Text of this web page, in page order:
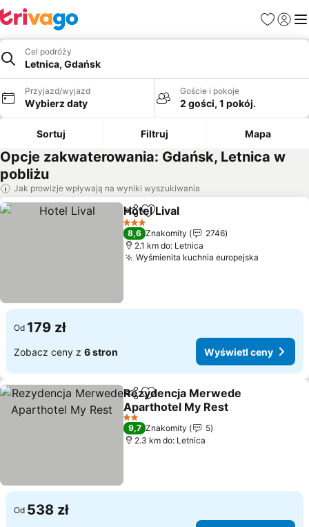
Ulubione
Cel podróży
Letnica, Gdańsk
Przyjazd/wyjazd
Wybierz daty
Goście i pokoje
2 gości, 1 pokój.
Sortuj Filtruj Mapa
Opcje zakwaterowania: Gdańsk, Letnica w
pobliżu
Jak prowizje wpływają na wyniki wyszukiwania
Udostępnij
Dodaj do ulubionych
Hotel Lival
3 Kategoria
8,6 Znakomity
2746
2.1 km do: Letnica
Wyśmienita kuchnia europejska
Od 179 zł
Zobacz ceny z 6 stron Wyświetl ceny
Udostępnij
Dodaj do ulubionych
Rezydencja Merwede
Aparthotel My Rest
Wyświetl ceny
2 Kategoria
9,7 Znakomity
5
2.3 km do: Letnica
Od 538 zł